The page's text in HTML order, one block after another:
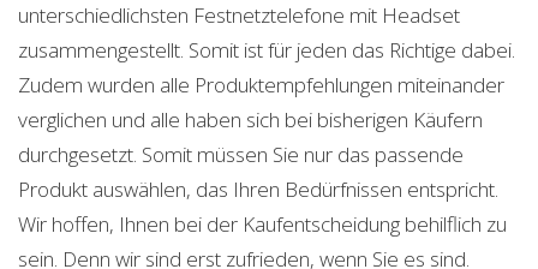
unterschiedlichsten Festnetztelefone mit Headset
zusammengestellt. Somit ist für jeden das Richtige dabei.
Zudem wurden alle Produktempfehlungen miteinander
verglichen und alle haben sich bei bisherigen Käufern
durchgesetzt. Somit müssen Sie nur das passende
Produkt auswählen, das Ihren Bedürfnissen entspricht.
Wir hoffen, Ihnen bei der Kaufentscheidung behilflich zu
sein. Denn wir sind erst zufrieden, wenn Sie es sind.